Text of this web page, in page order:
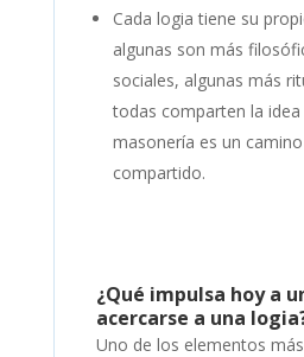
Cada logia tiene su
algunas son más
sociales, algunas más
todas comparten la idea
masonería es un
compartido.
¿Qué impulsa hoy a
acercarse a una
Uno de los elementos